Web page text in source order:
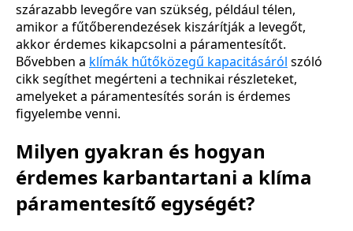
szárazabb levegőre van szükség, például télen,
amikor a fűtőberendezések kiszárítják a levegőt,
akkor érdemes kikapcsolni a páramentesítőt.
Bővebben a klímák hűtőközegű kapacitásáról szóló
cikk segíthet megérteni a technikai részleteket,
amelyeket a páramentesítés során is érdemes
figyelembe venni.
Milyen gyakran és hogyan
érdemes karbantartani a klíma
páramentesítő egységét?